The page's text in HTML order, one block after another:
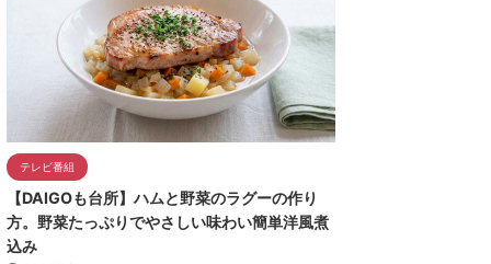
テレビ番組
【DAIGOも台所】ハムと野菜のラグーの作り
方。野菜たっぷりでやさしい味わい簡単洋風煮
込み